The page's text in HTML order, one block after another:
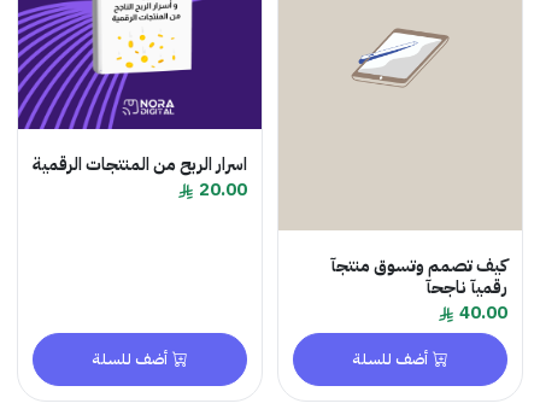
وتسوق منتجآ
ناجحآ
أضف للسلة
اسرار الربح من المنتجات الرقمية
أضف للسلة